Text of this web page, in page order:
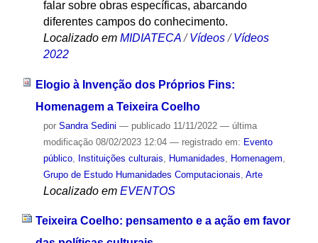
falar sobre obras específicas, abarcando
diferentes campos do conhecimento.
Localizado em MIDIATECA /Vídeos /Vídeos
2022
Elogio à Invenção dos Próprios Fins:
Homenagem a Teixeira Coelho
por Sandra Sedini — publicado11/11/2022 — última
modificação08/02/2023 12:04 — registrado em: Evento
público, Instituições culturais Humanidades Homenagem
Grupo de Estudo Humanidades Computacionais Arte
Localizado em EVENTOS
Teixeira Coelho: pensamento e a ação em favor